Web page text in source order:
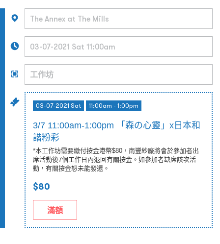
03-07-2021 Sat 11:00am - 1:00pm
3/7 11:00am-1:00pm 「森の心靈」x日本和
諧粉彩
*本工作坊需要繳付按金港幣$80，南豐紗廠將會於參加者出
席活動後7個工作日內退回有關按金。如參加者缺席該次活
動，有關按金恕未能發還。
$80
滿額